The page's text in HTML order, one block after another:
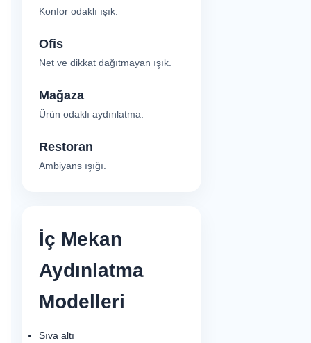
Konfor odaklı ışık.
Ofis
Net ve dikkat dağıtmayan ışık.
Mağaza
Ürün odaklı aydınlatma.
Restoran
Ambiyans ışığı.
İç Mekan
Aydınlatma
Modelleri
Sıva altı